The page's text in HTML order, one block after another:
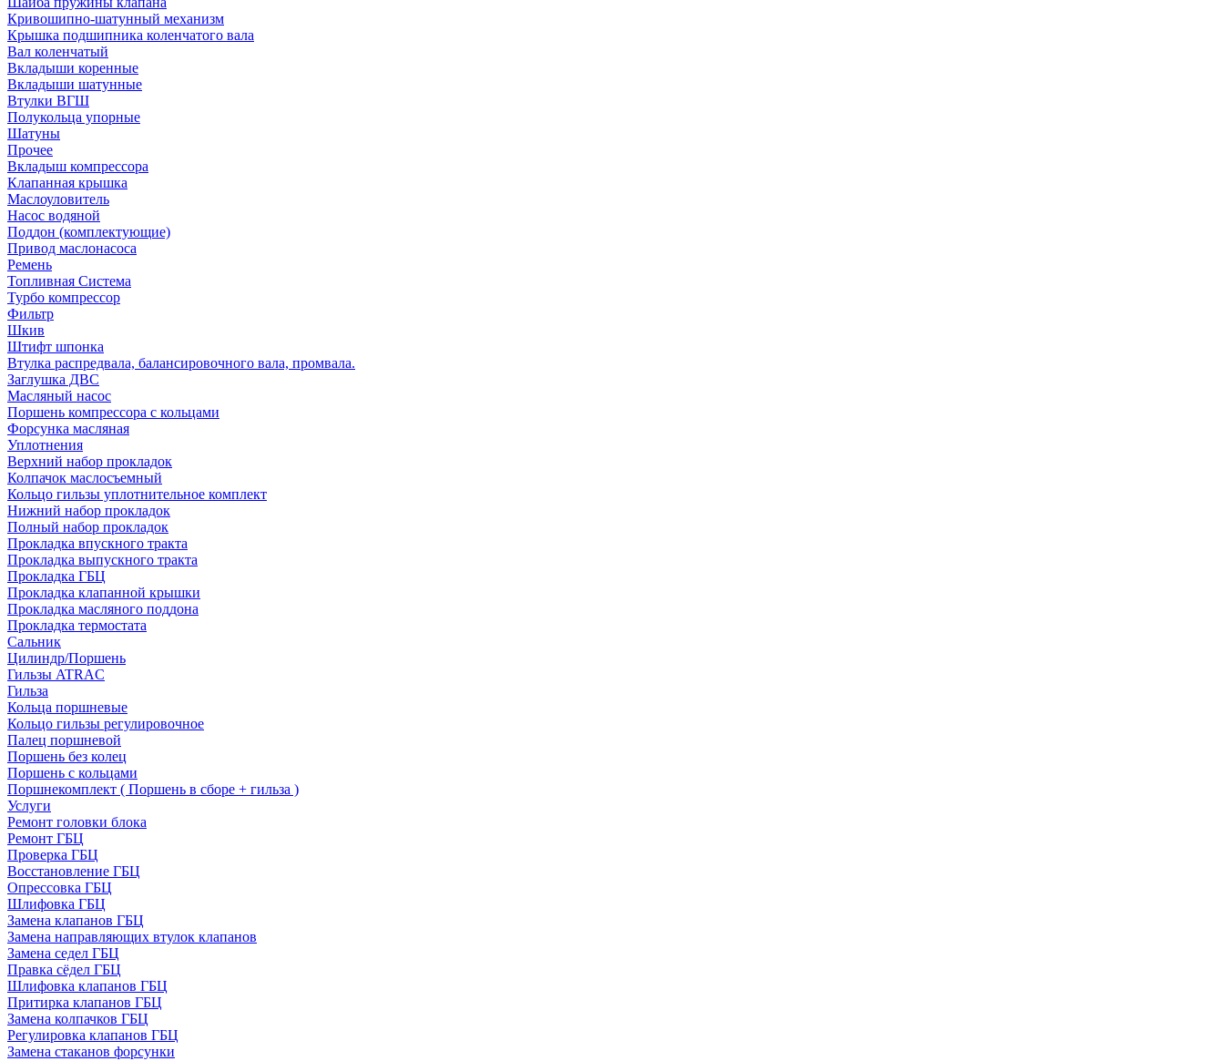
Кривошипно-шатунный механизм
Крышка подшипника коленчатого вала
Вал коленчатый
Вкладыши коренные
Вкладыши шатунные
Втулки ВГШ
Полукольца упорные
Шатуны
Прочее
Вкладыш компрессора
Клапанная крышка
Маслоуловитель
Насос водяной
Поддон (комплектующие)
Привод маслонасоса
Ремень
Топливная Система
Турбо компрессор
Фильтр
Шкив
Штифт шпонка
Втулка распредвала, балансировочного вала, промвала.
Заглушка ДВС
Масляный насос
Поршень компрессора с кольцами
Форсунка масляная
Уплотнения
Верхний набор прокладок
Колпачок маслосъемный
Кольцо гильзы уплотнительное комплект
Нижний набор прокладок
Полный набор прокладок
Прокладка впускного тракта
Прокладка выпускного тракта
Прокладка ГБЦ
Прокладка клапанной крышки
Прокладка масляного поддона
Прокладка термостата
Сальник
Цилиндр/Поршень
Гильзы ATRAC
Гильза
Кольца поршневые
Кольцо гильзы регулировочное
Палец поршневой
Поршень без колец
Поршень с кольцами
Поршнекомплект ( Поршень в сборе + гильза )
Услуги
Ремонт головки блока
Ремонт ГБЦ
Проверка ГБЦ
Восстановление ГБЦ
Опрессовка ГБЦ
Шлифовка ГБЦ
Замена клапанов ГБЦ
Замена направляющих втулок клапанов
Замена седел ГБЦ
Правка сёдел ГБЦ
Шлифовка клапанов ГБЦ
Притирка клапанов ГБЦ
Замена колпачков ГБЦ
Регулировка клапанов ГБЦ
Замена стаканов форсунки